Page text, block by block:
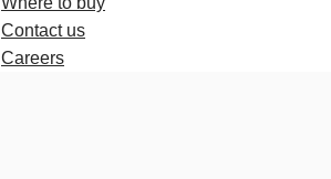
Contact us
Careers